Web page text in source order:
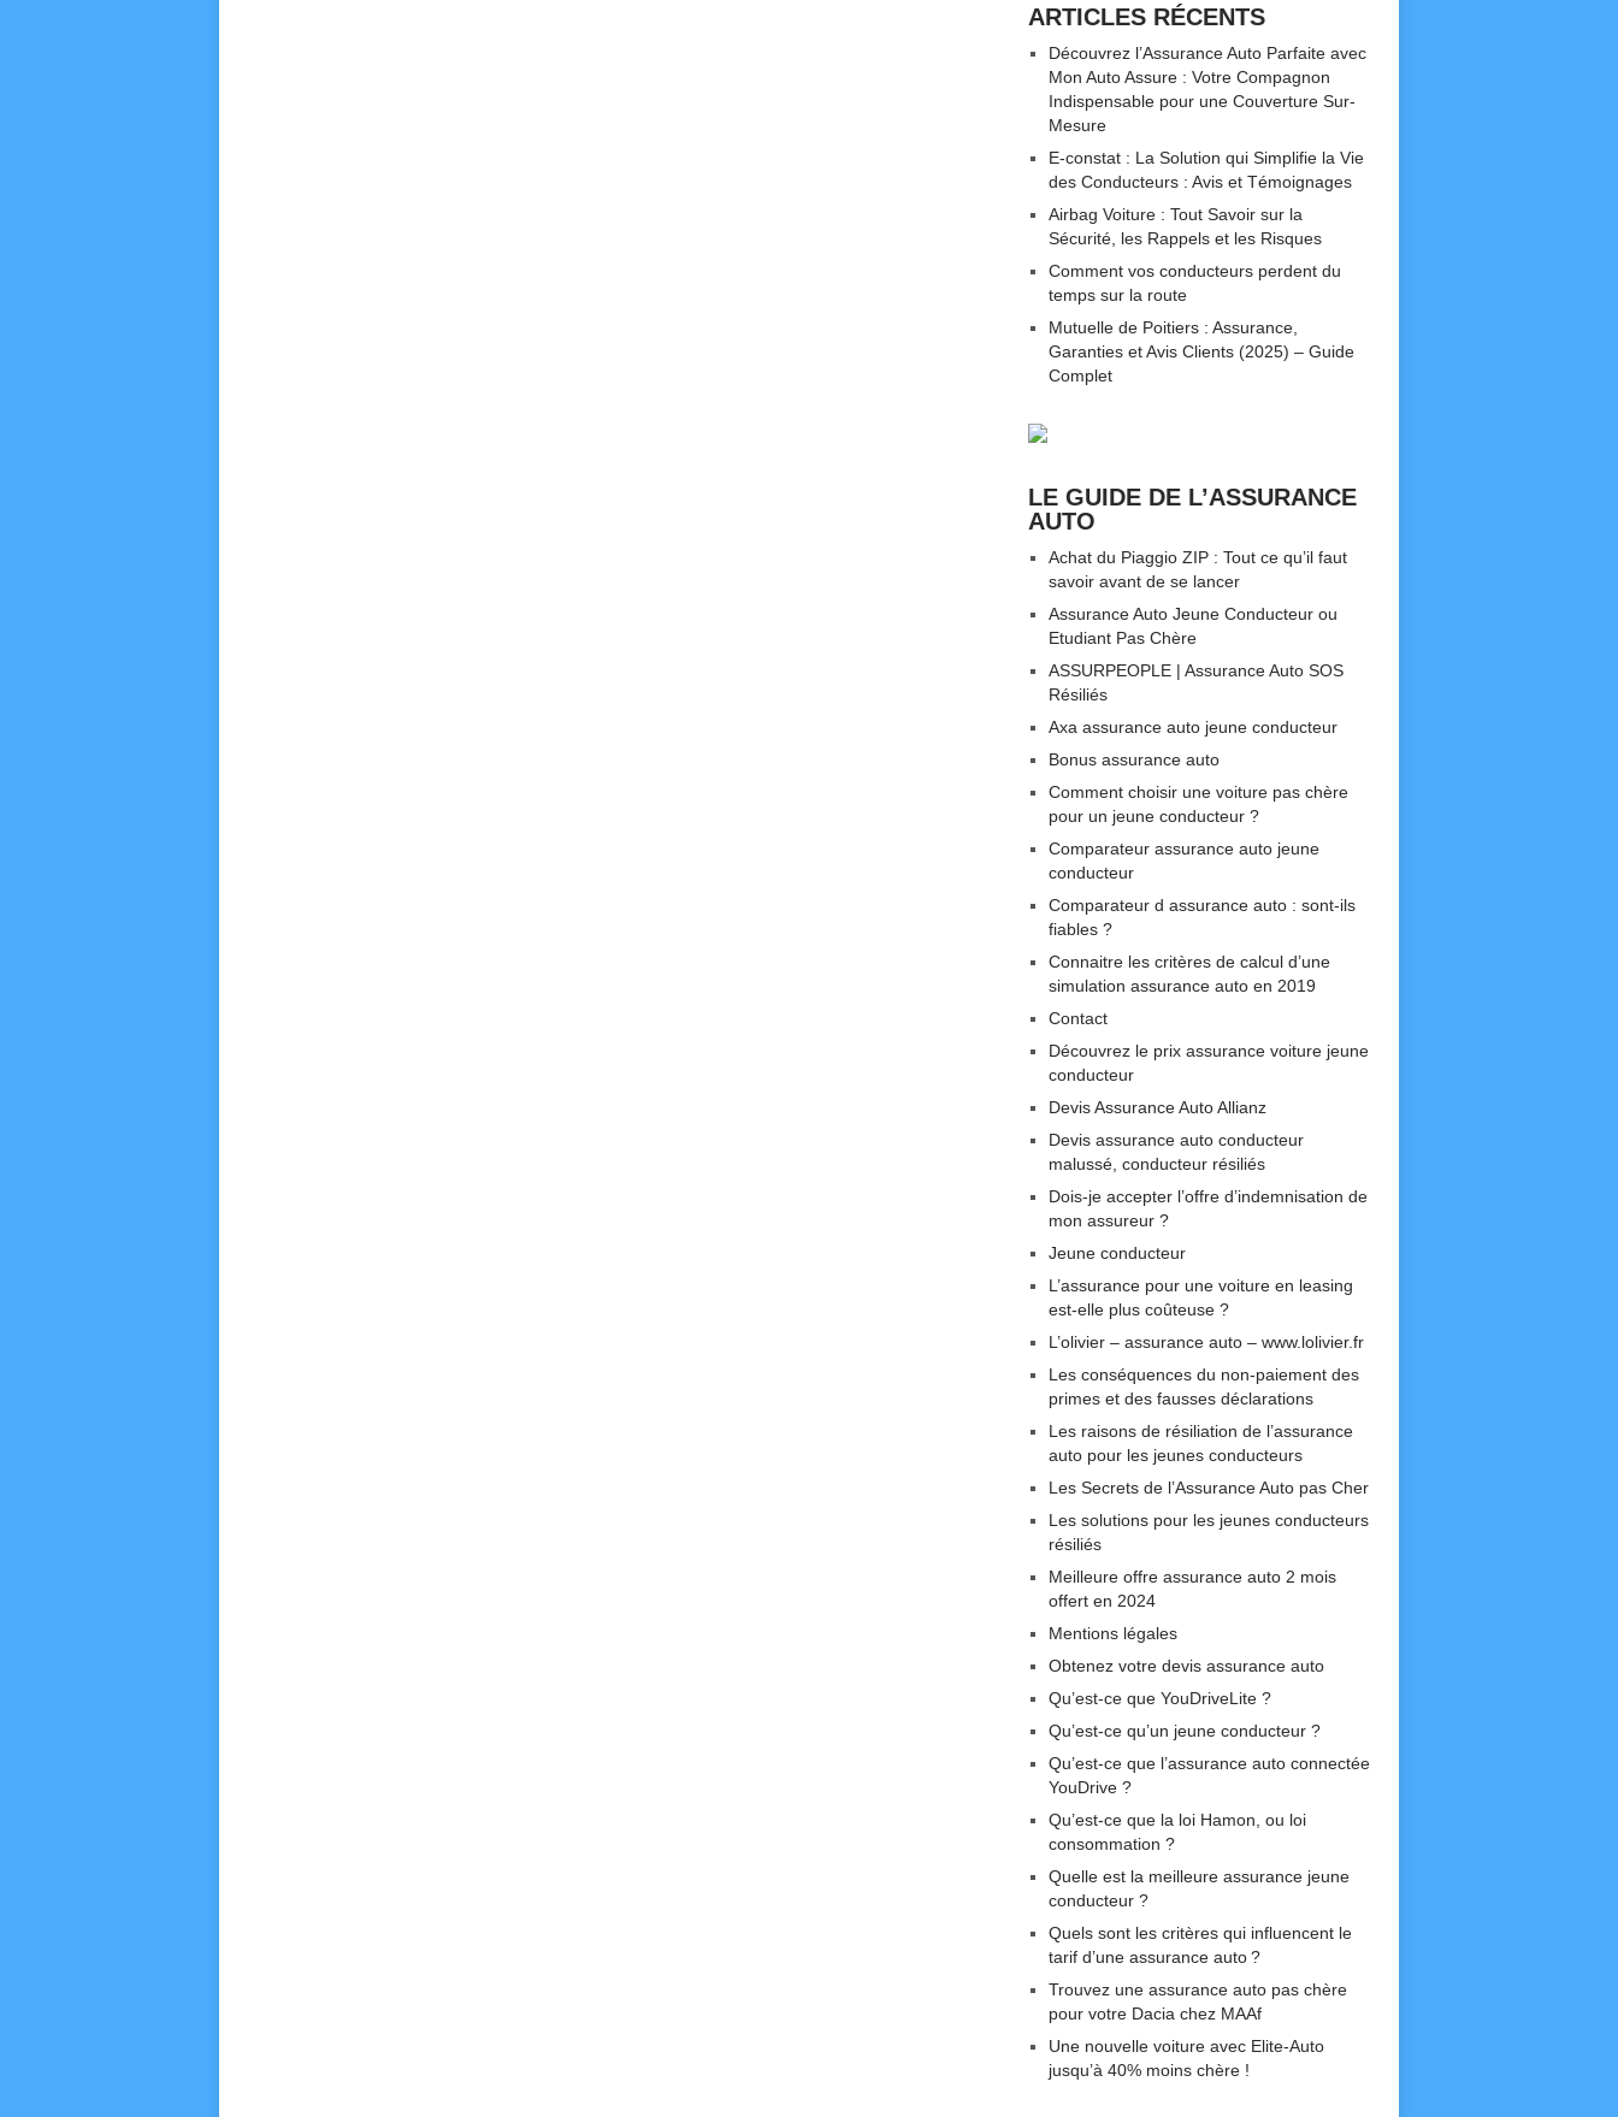
ARTICLES RÉCENTS
Découvrez l’Assurance Auto Parfaite avec
Mon Auto Assure : Votre Compagnon
Indispensable pour une Couverture Sur-
Mesure
E-constat : La Solution qui Simplifie la Vie
des Conducteurs : Avis et Témoignages
Airbag Voiture : Tout Savoir sur la
Sécurité, les Rappels et les Risques
Comment vos conducteurs perdent du
temps sur la route
Mutuelle de Poitiers : Assurance,
Garanties et Avis Clients (2025) – Guide
Complet
LE GUIDE DE L’ASSURANCE
AUTO
Achat du Piaggio ZIP : Tout ce qu’il faut
savoir avant de se lancer
Assurance Auto Jeune Conducteur ou
Etudiant Pas Chère
ASSURPEOPLE | Assurance Auto SOS
Résiliés
Axa assurance auto jeune conducteur
Bonus assurance auto
Comment choisir une voiture pas chère
pour un jeune conducteur ?
Comparateur assurance auto jeune
conducteur
Comparateur d assurance auto : sont-ils
fiables ?
Connaitre les critères de calcul d’une
simulation assurance auto en 2019
Contact
Découvrez le prix assurance voiture jeune
conducteur
Devis Assurance Auto Allianz
Devis assurance auto conducteur
malussé, conducteur résiliés
Dois-je accepter l’offre d’indemnisation de
mon assureur ?
Jeune conducteur
L’assurance pour une voiture en leasing
est-elle plus coûteuse ?
L’olivier – assurance auto – www.lolivier.fr
Les conséquences du non-paiement des
primes et des fausses déclarations
Les raisons de résiliation de l’assurance
auto pour les jeunes conducteurs
Les Secrets de l’Assurance Auto pas Cher
Les solutions pour les jeunes conducteurs
résiliés
Meilleure offre assurance auto 2 mois
offert en 2024
Mentions légales
Obtenez votre devis assurance auto
Qu’est-ce que YouDriveLite ?
Qu’est-ce qu’un jeune conducteur ?
Qu’est-ce que l’assurance auto connectée
YouDrive ?
Qu’est-ce que la loi Hamon, ou loi
consommation ?
Quelle est la meilleure assurance jeune
conducteur ?
Quels sont les critères qui influencent le
tarif d’une assurance auto ?
Trouvez une assurance auto pas chère
pour votre Dacia chez MAAf
Une nouvelle voiture avec Elite-Auto
jusqu’à 40% moins chère !